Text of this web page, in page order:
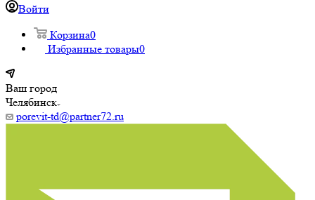
Войти
Корзина0
Избранные товары0
Ваш город
Челябинск
porevit-td@partner72.ru